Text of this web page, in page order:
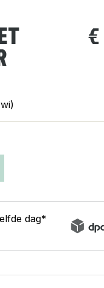
€
dag*